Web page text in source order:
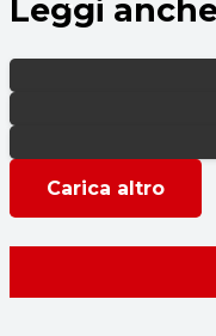
Leggi
Carica altro